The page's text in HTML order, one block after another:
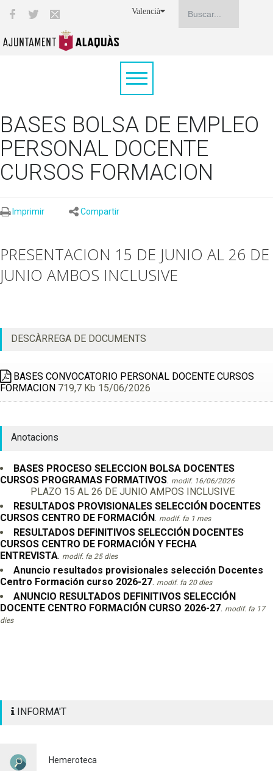
Valencià
BASES BOLSA DE EMPLEO
PERSONAL DOCENTE
CURSOS FORMACION
Imprimir Compartir
PRESENTACION 15 DE JUNIO AL 26 DE
JUNIO AMBOS INCLUSIVE
DESCÀRREGA DE DOCUMENTS
BASES CONVOCATORIO PERSONAL DOCENTE CURSOS
FORMACION 719,7 Kb 15/06/2026
Anotacions
BASES PROCESO SELECCION BOLSA DOCENTES
CURSOS PROGRAMAS FORMATIVOS. modif. 16/06/2026
PLAZO 15 AL 26 DE JUNIO AMPOS INCLUSIVE
RESULTADOS PROVISIONALES SELECCIÓN DOCENTES
CURSOS CENTRO DE FORMACIÓN. modif. fa 1 mes
RESULTADOS DEFINITIVOS SELECCIÓN DOCENTES
CURSOS CENTRO DE FORMACIÓN Y FECHA
ENTREVISTA. modif. fa 25 dies
Anuncio resultados provisionales selección Docentes
Centro Formación curso 2026-27. modif. fa 20 dies
ANUNCIO RESULTADOS DEFINITIVOS SELECCIÓN
DOCENTE CENTRO FORMACIÓN CURSO 2026-27. modif. fa 17
dies
INFORMA'T
Hemeroteca